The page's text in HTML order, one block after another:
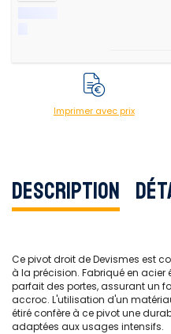
Imprimer avec prix
Description
Ce pivot droit de Devismes est
à la précision. Fabriqué en
parfait des portes, assurant un
accroc. L'utilisation d'un
étiré confère à ce pivot une
adaptées aux usages intensifs.